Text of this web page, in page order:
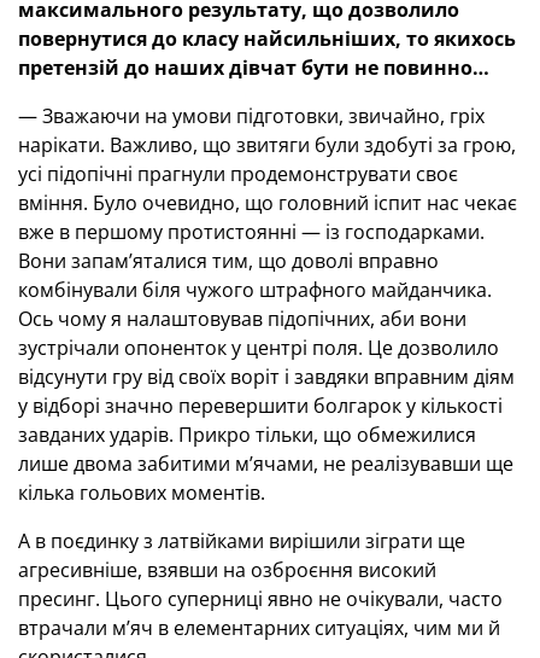
максимального результату, що дозволило
повернутися до класу найсильніших, то якихось
претензій до наших дівчат бути не повинно…
— Зважаючи на умови підготовки, звичайно, гріх
нарікати. Важливо, що звитяги були здобуті за грою,
усі підопічні прагнули продемонструвати своє
вміння. Було очевидно, що головний іспит нас чекає
вже в першому протистоянні — із господарками.
Вони запам’яталися тим, що доволі вправно
комбінували біля чужого штрафного майданчика.
Ось чому я налаштовував підопічних, аби вони
зустрічали опоненток у центрі поля. Це дозволило
відсунути гру від своїх воріт і завдяки вправним діям
у відборі значно перевершити болгарок у кількості
завданих ударів. Прикро тільки, що обмежилися
лише двома забитими м’ячами, не реалізувавши ще
кілька гольових моментів.
А в поєдинку з латвійками вирішили зіграти ще
агресивніше, взявши на озброєння високий
пресинг. Цього суперниці явно не очікували, часто
втрачали м’яч в елементарних ситуаціях, чим ми й